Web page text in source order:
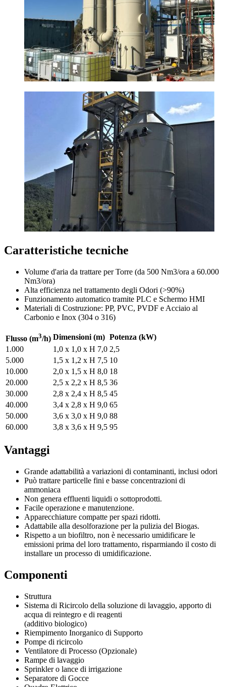
Caratteristiche tecniche
Volume d'aria da trattare per Torre (da 500 Nm3/ora a 60.000
Nm3/ora)
Alta efficienza nel trattamento degli Odori (>90%)
Funzionamento automatico tramite PLC e Schermo HMI
Materiali di Costruzione: PP, PVC, PVDF e Acciaio al
Carbonio e Inox (304 o 316)
Flusso (m3/h) Dimensioni (m) Potenza (kW)
1.000
1,0 x 1,0 x H 7,0 2,5
5.000
1,5 x 1,2 x H 7,5 10
10.000
2,0 x 1,5 x H 8,0 18
20.000
2,5 x 2,2 x H 8,5 36
30.000
2,8 x 2,4 x H 8,5 45
40.000
3,4 x 2,8 x H 9,0 65
50.000
3,6 x 3,0 x H 9,0 88
60.000
3,8 x 3,6 x H 9,5 95
Vantaggi
Grande adattabilità a variazioni di contaminanti, inclusi odori
Può trattare particelle fini e basse concentrazioni di
ammoniaca
Non genera effluenti liquidi o sottoprodotti.
Facile operazione e manutenzione.
Apparecchiature compatte per spazi ridotti.
Adattabile alla desolforazione per la pulizia del Biogas.
Rispetto a un biofiltro, non è necessario umidificare le
emissioni prima del loro trattamento, risparmiando il costo di
installare un processo di umidificazione.
Componenti
Struttura
Sistema di Ricircolo della soluzione di lavaggio, apporto di
acqua di reintegro e di reagenti
(additivo biologico)
Riempimento Inorganico di Supporto
Pompe di ricircolo
Ventilatore di Processo (Opzionale)
Rampe di lavaggio
Sprinkler o lance di irrigazione
Separatore di Gocce